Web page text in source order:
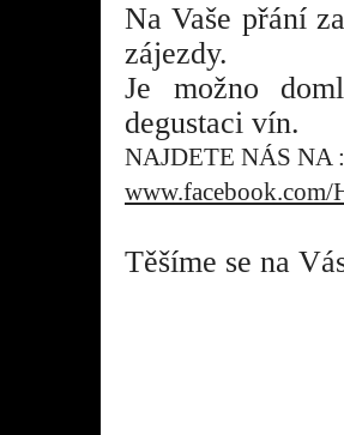
Na Vaše přání
zájezdy.
Je možno
degustaci vín.
NAJDETE NÁS NA :
www.facebook.com/
Těšíme se na